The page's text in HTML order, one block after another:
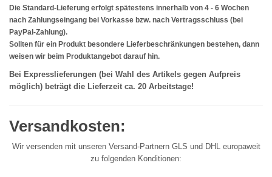
Die Standard-Lieferung erfolgt spätestens innerhalb von 4 - 6 Wochen
nach Zahlungseingang bei Vorkasse bzw. nach Vertragsschluss (bei
PayPal-Zahlung).
Sollten für ein Produkt besondere Lieferbeschränkungen bestehen, dann
weisen wir beim Produktangebot darauf hin.
Bei Expresslieferungen (bei Wahl des Artikels gegen Aufpreis
möglich) beträgt die Lieferzeit ca. 20 Arbeitstage!
Versandkosten:
Wir versenden mit unseren Versand-Partnern GLS und DHL europaweit
zu folgenden Konditionen: